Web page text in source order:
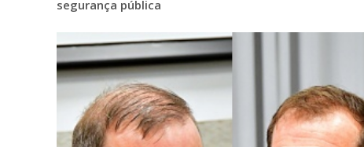
segurança pública